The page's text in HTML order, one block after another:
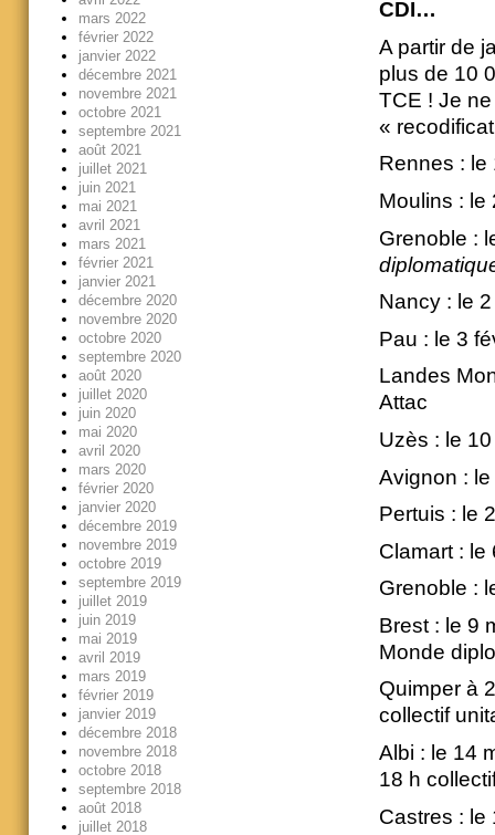
CDI…
A partir de
plus de 10
TCE ! Je
«
Rennes : le
Moulins : le
Grenoble :
Nancy : le
Pau : le 3
Landes
Attac
Uzès : le
Avignon :
Pertuis : le
Clamart :
Grenoble :
Brest : le 9
Monde
Quimper à
collectif
Albi : le 14
18 h
Castres :
mars 2022
février 2022
janvier 2022
décembre 2021
novembre 2021
octobre 2021
septembre 2021
août 2021
juillet 2021
juin 2021
mai 2021
avril 2021
mars 2021
février 2021
janvier 2021
décembre 2020
novembre 2020
octobre 2020
septembre 2020
août 2020
juillet 2020
juin 2020
mai 2020
avril 2020
mars 2020
février 2020
janvier 2020
décembre 2019
novembre 2019
octobre 2019
septembre 2019
juillet 2019
juin 2019
mai 2019
avril 2019
mars 2019
février 2019
janvier 2019
décembre 2018
novembre 2018
octobre 2018
septembre 2018
août 2018
juillet 2018